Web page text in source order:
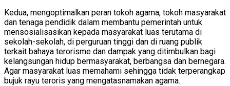
Kedua, mengoptimalkan peran tokoh agama, tokoh masyarakat
dan tenaga pendidik dalam membantu pemerintah untuk
mensosialisasikan kepada masyarakat luas terutama di
sekolah-sekolah, di perguruan tinggi dan di ruang publik
terkait bahaya terorisme dan dampak yang ditimbulkan bagi
kelangsungan hidup bermasyarakat, berbangsa dan bernegara.
Agar masyarakat luas memahami sehingga tidak terperangkap
bujuk rayu teroris yang mengatasnamakan agama.